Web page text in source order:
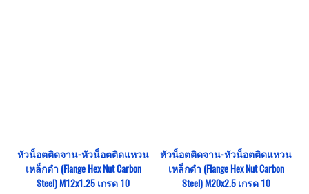
หัวน็อตติดจาน-หัวน็อตติดแหวน
เหล็กดำ (Flange Hex Nut Carbon
Steel) M12x1.25 เกรด 10
หัวน็อตติดจาน-หัวน็อตติดแหวน
เหล็กดำ (Flange Hex Nut Carbon
Steel) M20x2.5 เกรด 10